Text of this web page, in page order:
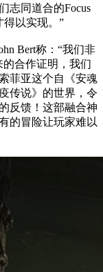
志同道合的Focus
得以实现。”
Bert称：“我们非
的合作证明，我们
菲亚这个自《安魂
传说》的世界，令
反馈！这部融合神
的冒险让玩家难以